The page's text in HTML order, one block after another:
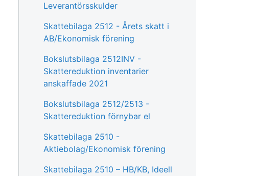
Leverantörsskulder
Skattebilaga 2512 - Årets skatt i
AB/Ekonomisk förening
Bokslutsbilaga 2512INV -
Skattereduktion inventarier
anskaffade 2021
Bokslutsbilaga 2512/2513 -
Skattereduktion förnybar el
Skattebilaga 2510 -
Aktiebolag/Ekonomisk förening
Skattebilaga 2510 – HB/KB, Ideell